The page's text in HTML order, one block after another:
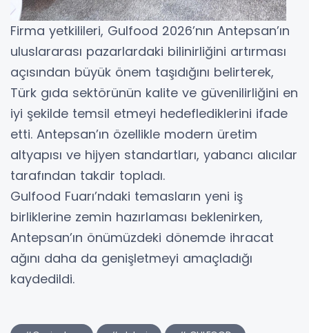
Firma yetkilileri, Gulfood 2026’nın Antepsan’ın
uluslararası pazarlardaki bilinirliğini artırması
açısından büyük önem taşıdığını belirterek,
Türk gıda sektörünün kalite ve güvenilirliğini en
iyi şekilde temsil etmeyi hedeflediklerini ifade
etti. Antepsan’ın özellikle modern üretim
altyapısı ve hijyen standartları, yabancı alıcılar
tarafından takdir topladı.
Gulfood Fuarı’ndaki temasların yeni iş
birliklerine zemin hazırlaması beklenirken,
Antepsan’ın önümüzdeki dönemde ihracat
ağını daha da genişletmeyi amaçladığı
kaydedildi.